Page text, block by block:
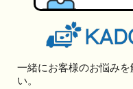
一緒にお客様のお悩み
い。